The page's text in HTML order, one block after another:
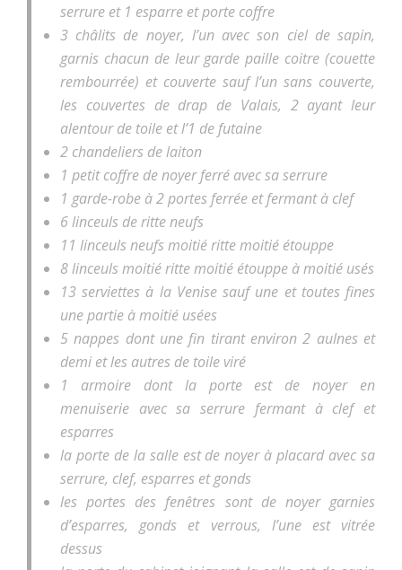
serrure et 1 esparre et porte coffre
3 châlits de noyer, l’un avec son ciel de sapin,
garnis chacun de leur garde paille coitre (couette
rembourrée) et couverte sauf l’un sans couverte,
les couvertes de drap de Valais, 2 ayant leur
alentour de toile et l’1 de futaine
2 chandeliers de laiton
1 petit coffre de noyer ferré avec sa serrure
1 garde-robe à 2 portes ferrée et fermant à clef
6 linceuls de ritte neufs
11 linceuls neufs moitié ritte moitié étouppe
8 linceuls moitié ritte moitié étouppe à moitié usés
13 serviettes à la Venise sauf une et toutes fines
une partie à moitié usées
5 nappes dont une fin tirant environ 2 aulnes et
demi et les autres de toile viré
1 armoire dont la porte est de noyer en
menuiserie avec sa serrure fermant à clef et
esparres
la porte de la salle est de noyer à placard avec sa
serrure, clef, esparres et gonds
les portes des fenêtres sont de noyer garnies
d’esparres, gonds et verrous, l’une est vitrée
dessus